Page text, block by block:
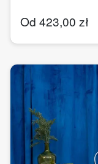
Od 423,00 zł